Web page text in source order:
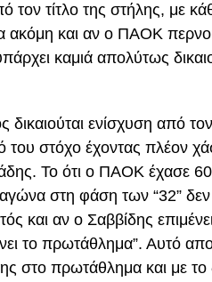
τίτλο της στήλης, με κάθε
ακόμη και αν ο ΠΑΟΚ
καμιά απολύτως
ενίσχυση από
του στόχο έχοντας πλέον
Το ότι ο ΠΑΟΚ έχασε
στη φάση των “32” δεν
και αν ο Σαββίδης
το πρωτάθλημα”. Αυτό
στο πρωτάθλημα και με